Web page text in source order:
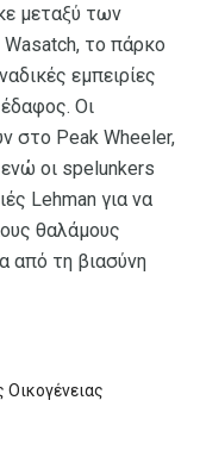
μεταξύ των
Wasatch, το πάρκο
εμπειρίες
Οι
στο Peak Wheeler,
οι spelunkers
Lehman για να
θαλάμους
από τη βιασύνη